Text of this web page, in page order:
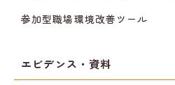
参加型職場環境改善ツール
エビデンス・資料